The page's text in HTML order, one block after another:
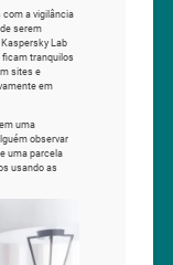
com a vigilância
serem
Lab
ficam tranquilos
sites e
em
uma
observar
uma parcela
usando as